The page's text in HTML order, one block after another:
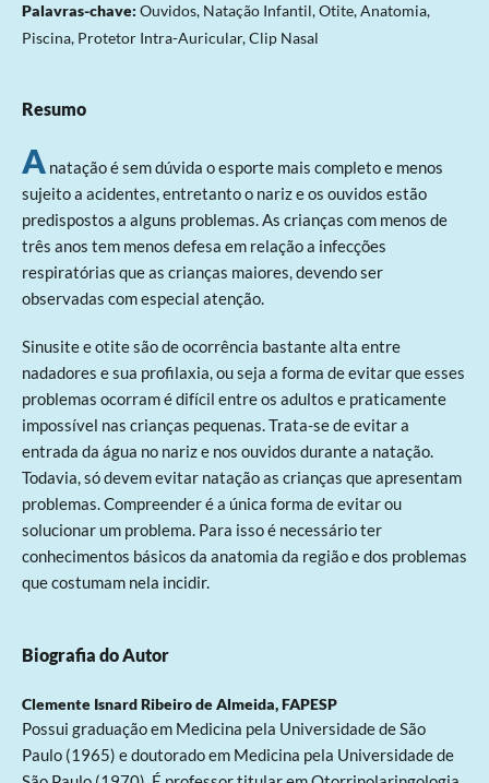
Palavras-chave: Ouvidos, Natação Infantil, Otite, Anatomia,
Piscina, Protetor Intra-Auricular, Clip Nasal
Resumo
Anatação é sem dúvida o esporte mais completo e menos
sujeito a acidentes, entretanto o nariz e os ouvidos estão
predispostos a alguns problemas. As crianças com menos de
três anos tem menos defesa em relação a infecções
respiratórias que as crianças maiores, devendo ser
observadas com especial atenção.
Sinusite e otite são de ocorrência bastante alta entre
nadadores e sua profilaxia, ou seja a forma de evitar que esses
problemas ocorram é difícil entre os adultos e praticamente
impossível nas crianças pequenas. Trata-se de evitar a
entrada da água no nariz e nos ouvidos durante a natação.
Todavia, só devem evitar natação as crianças que apresentam
problemas. Compreender é a única forma de evitar ou
solucionar um problema. Para isso é necessário ter
conhecimentos básicos da anatomia da região e dos problemas
que costumam nela incidir.
Biografia do Autor
Clemente Isnard Ribeiro de Almeida,FAPESP
Possui graduação em Medicina pela Universidade de São
Paulo (1965) e doutorado em Medicina pela Universidade de